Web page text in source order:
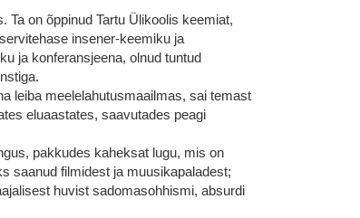
Ta on õppinud Tartu Ülikoolis keemiat,
insener-keemiku ja
ja konferansjeena, olnud tuntud
leiba meelelahutusmaailmas, sai temast
eluaastates, saavutades peagi
pakkudes kaheksat lugu, mis on
saanud filmidest ja muusikapaladest;
huvist sadomasohhismi, absurdi